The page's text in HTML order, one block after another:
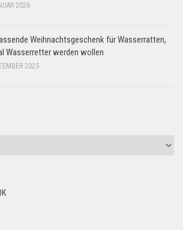
2026
Weihnachtsgeschenk für Wasserratten,
Wasserretter werden wollen
2025